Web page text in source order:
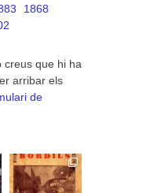
1868
creus que hi ha
arribar els
de